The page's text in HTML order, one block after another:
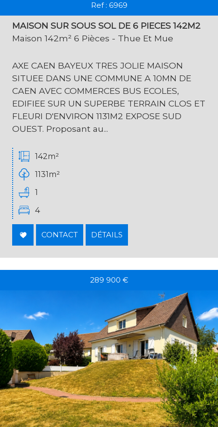
Ref : 6969
MAISON SUR SOUS SOL DE 6 PIECES 142M2
Maison 142m² 6 Pièces - Thue Et Mue
AXE CAEN BAYEUX TRES JOLIE MAISON
SITUEE DANS UNE COMMUNE A 10MN DE
CAEN AVEC COMMERCES BUS ECOLES,
EDIFIEE SUR UN SUPERBE TERRAIN CLOS ET
FLEURI D'ENVIRON 1131M2 EXPOSE SUD
OUEST. Proposant au...
142m²
1131m²
1
4
CONTACT DÉTAILS
289 900 €